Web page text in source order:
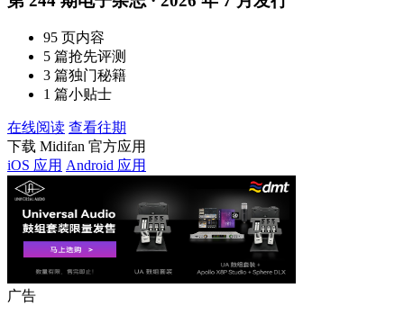
95 页内容
5 篇抢先评测
3 篇独门秘籍
1 篇小贴士
在线阅读 查看往期
下载 Midifan 官方应用
iOS 应用 Android 应用
广告